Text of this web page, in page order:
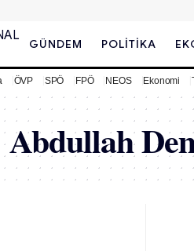
GÜNDEM POLITIKA
ÖVP SPÖ FPÖ NEOS Ekonomi
Abdullah